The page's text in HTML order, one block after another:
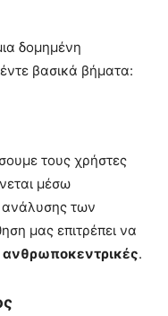
δομημένη
βασικά βήματα:
τους χρήστες
μέσω
των
μας επιτρέπει να
ανθρωποκεντρικές.